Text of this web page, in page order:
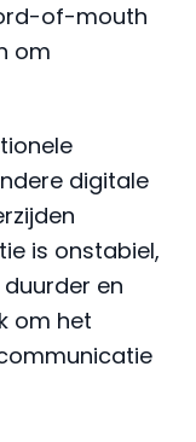
of-mouth
om
digitale
is onstabiel,
en
om het